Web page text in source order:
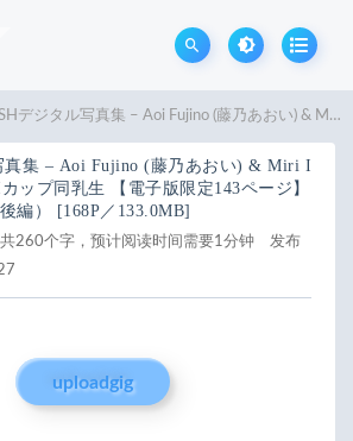
ル写真集 – Aoi Fujino (藤乃あおい) & Miri Ichika (未梨一花) Iカップ同乳生 【電子版限定143ページ】（後編） [168P／133.0MB]
真集 – Aoi Fujino (藤乃あおい) & Miri I
ップ同乳生 【電子版限定143ページ】
後編） [168P／133.0MB]
260个字，预计阅读时间需要1分钟
发布
uploadgig